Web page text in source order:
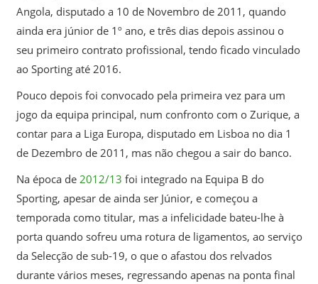
Angola, disputado a 10 de Novembro de 2011, quando
ainda era júnior de 1º ano, e três dias depois assinou o
seu primeiro contrato profissional, tendo ficado vinculado
ao Sporting até 2016.
Pouco depois foi convocado pela primeira vez para um
jogo da equipa principal, num confronto com o Zurique, a
contar para a Liga Europa, disputado em Lisboa no dia 1
de Dezembro de 2011, mas não chegou a sair do banco.
Na época de 2012/13 foi integrado na Equipa B do
Sporting, apesar de ainda ser Júnior, e começou a
temporada como titular, mas a infelicidade bateu-lhe à
porta quando sofreu uma rotura de ligamentos, ao serviço
da Selecção de sub-19, o que o afastou dos relvados
durante vários meses, regressando apenas na ponta final